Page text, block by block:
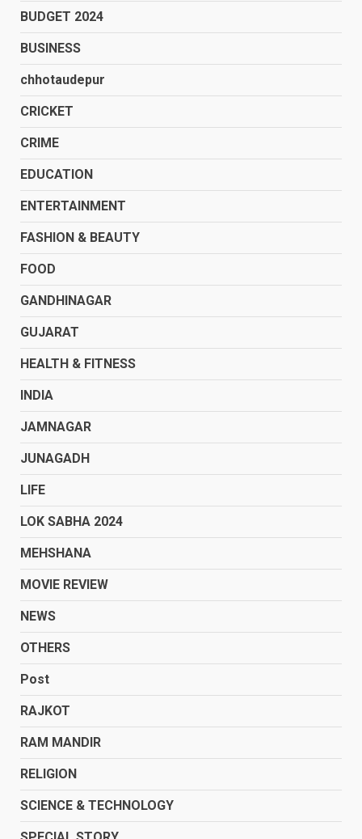
BUDGET 2024
BUSINESS
chhotaudepur
CRICKET
CRIME
EDUCATION
ENTERTAINMENT
FASHION & BEAUTY
FOOD
GANDHINAGAR
GUJARAT
HEALTH & FITNESS
INDIA
JAMNAGAR
JUNAGADH
LIFE
LOK SABHA 2024
MEHSHANA
MOVIE REVIEW
NEWS
OTHERS
Post
RAJKOT
RAM MANDIR
RELIGION
SCIENCE & TECHNOLOGY